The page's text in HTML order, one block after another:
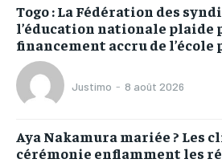
Togo : La Fédération des
l’éducation nationale plaide
financement accru de l’école
Justimo - 8 août 2026
Aya Nakamura mariée ? Les
cérémonie enflamment les